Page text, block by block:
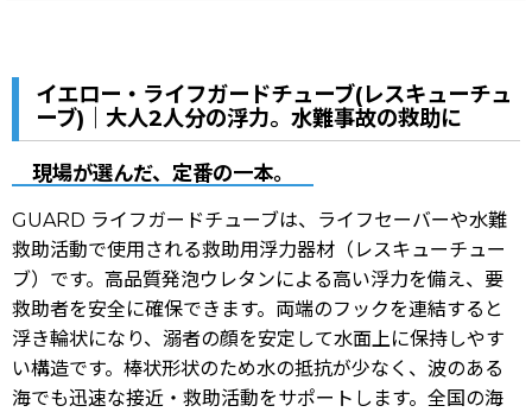
イエロー・ライフガードチューブ(レスキューチュ
ーブ)｜大人2人分の浮力。水難事故の救助に
現場が選んだ、定番の一本。
GUARD ライフガードチューブは、ライフセーバーや水難
救助活動で使用される救助用浮力器材（レスキューチュー
ブ）です。高品質発泡ウレタンによる高い浮力を備え、要
救助者を安全に確保できます。両端のフックを連結すると
浮き輪状になり、溺者の顔を安定して水面上に保持しやす
い構造です。棒状形状のため水の抵抗が少なく、波のある
海でも迅速な接近・救助活動をサポートします。全国の海